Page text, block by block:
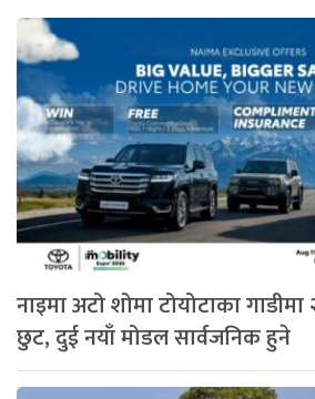
नाइमा अटो शोमा टोयोटाका
छुट, दुई नयाँ मोडल सार्वजनिक हुने